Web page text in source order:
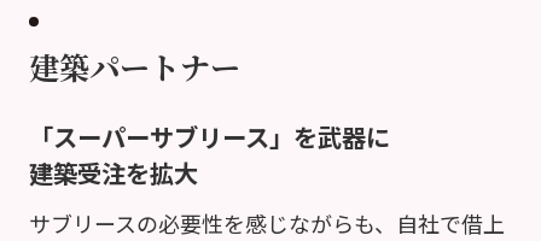
建築パートナー
「スーパーサブリース」を武器に
建築受注を拡大
サブリースの必要性を感じながらも、自社で借上